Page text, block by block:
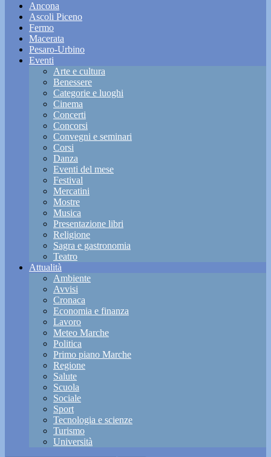
Ancona
Ascoli Piceno
Fermo
Macerata
Pesaro-Urbino
Eventi
Arte e cultura
Benessere
Categorie e luoghi
Cinema
Concerti
Concorsi
Convegni e seminari
Corsi
Danza
Eventi del mese
Festival
Mercatini
Mostre
Musica
Presentazione libri
Religione
Sagra e gastronomia
Teatro
Attualità
Ambiente
Avvisi
Cronaca
Economia e finanza
Lavoro
Meteo Marche
Politica
Primo piano Marche
Regione
Salute
Scuola
Sociale
Sport
Tecnologia e scienze
Turismo
Università